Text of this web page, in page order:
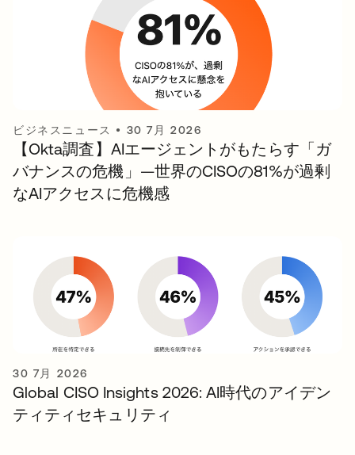
ビジネスニュース • 30 7月 2026
【Okta調査】AIエージェントがもたらす「ガ
バナンスの危機」—世界のCISOの81%が過剰
なAIアクセスに危機感
30 7月 2026
Global CISO Insights 2026: AI時代のアイデン
ティティセキュリティ